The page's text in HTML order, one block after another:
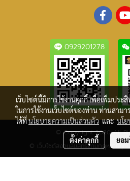
0929201278
© Copyright 2020 All
© เว็บไซต์สงวนลิขสิทธิ์ตามกฎหมายทุ
เว็บไซต์นี้มีการใช้งานคุกกี้ เพื่อเพิ่มปร
ในการใช้งานเว็บไซต์ของท่าน ท่านสาม
ได้ที่นโยบายความเป็นส่วนตัวและนโ
ตั้งค่าคุกกี้ ยอ